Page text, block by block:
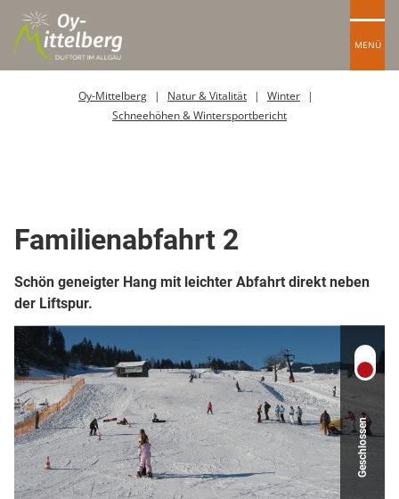
MENÜ
Oy-Mittelberg Natur & Vitalität
Winter
Schneehöhen & Wintersportbericht
Familienabfahrt 2
Schön geneigter Hang mit leichter Abfahrt direkt neben
der Liftspur.
Geschlossen